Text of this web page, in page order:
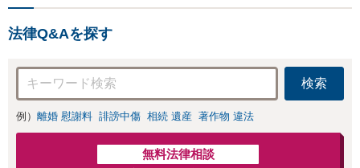
法律Q&Aを探す
検索
例） 離婚 慰謝料 誹謗中傷 相続 遺産 著作物 違法
無料法律相談